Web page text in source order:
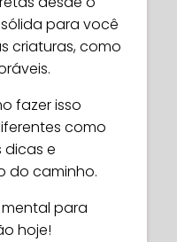
para você
criaturas, como
fazer isso
como
dicas e
do caminho.
para
hoje!